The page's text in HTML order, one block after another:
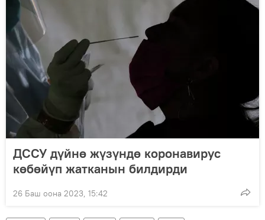
ДССУ дүйнө жүзүндө коронавирус
көбөйүп жатканын билдирди
26 Баш оона 2023, 15:42